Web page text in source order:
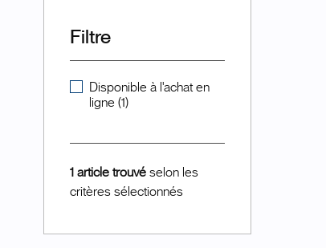
Filtre
Disponible à l'achat en
ligne (1)
1 article trouvé selon les
critères sélectionnés